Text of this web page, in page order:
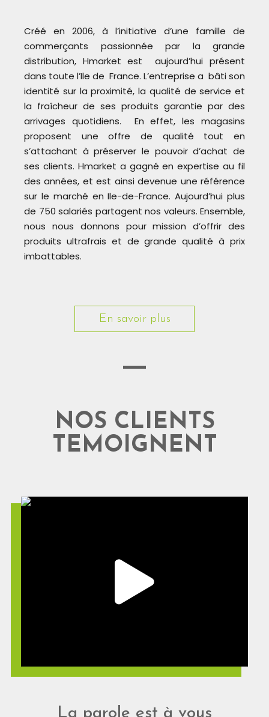
Créé en 2006, à l’initiative d’une famille de
commerçants passionnée par la grande
distribution, Hmarket est aujourd’hui présent
dans toute l’Ile de France. L’entreprise a bâti son
identité sur la proximité, la qualité de service et
la fraîcheur de ses produits garantie par des
arrivages quotidiens. En effet, les magasins
proposent une offre de qualité tout en
s’attachant à préserver le pouvoir d’achat de
ses clients. Hmarket a gagné en expertise au fil
des années, et est ainsi devenue une référence
sur le marché en Ile-de-France.​ Aujourd’hui plus
de 750 salariés partagent nos valeurs. Ensemble,
nous nous donnons pour mission d’offrir des
produits ultrafrais et de grande qualité à prix
imbattables.
En savoir plus
NOS CLIENTS
TEMOIGNENT
La parole est à vous